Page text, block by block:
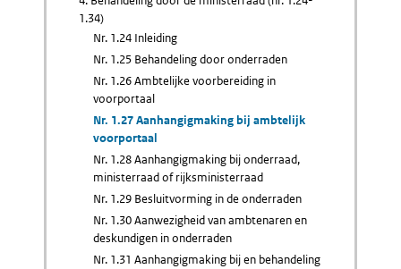
1.34)
Nr. 1.24 Inleiding
Nr. 1.25 Behandeling door onderraden
Nr. 1.26 Ambtelijke voorbereiding in
voorportaal
Nr. 1.27 Aanhangigmaking bij ambtelijk
voorportaal
Nr. 1.28 Aanhangigmaking bij onderraad,
ministerraad of rijksministerraad
Nr. 1.29 Besluitvorming in de onderraden
Nr. 1.30 Aanwezigheid van ambtenaren en
deskundigen in onderraden
Nr. 1.31 Aanhangigmaking bij en behandeling